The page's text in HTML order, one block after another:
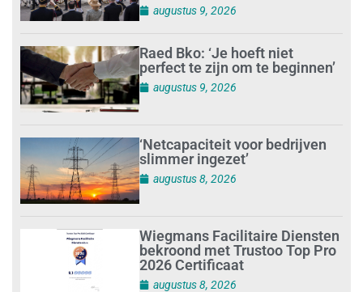
augustus 9, 2026
Raed Bko: ‘Je hoeft niet
perfect te zijn om te beginnen’
augustus 9, 2026
‘Netcapaciteit voor bedrijven
slimmer ingezet’
augustus 8, 2026
Wiegmans Facilitaire Diensten
bekroond met Trustoo Top Pro
2026 Certificaat
augustus 8, 2026